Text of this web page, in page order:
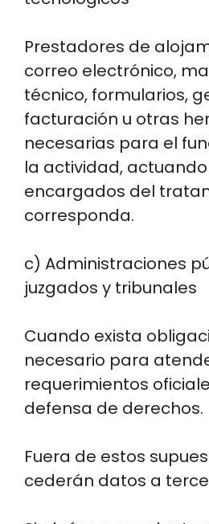
Prestadores de
correo electrónico,
técnico, formularios,
facturación u otras
necesarias para el
la actividad,
encargados del
corresponda.
c) Administraciones
juzgados y tribunales
Cuando exista
necesario para
requerimientos
defensa de derechos.
Fuera de estos
cederán datos a